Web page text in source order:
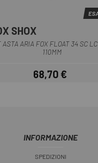
SHOX
ASTA ARIA FOX FLOAT 34 SC
110MM
Prezzo
68,70 €
INFORMAZIONE
SPEDIZIONI